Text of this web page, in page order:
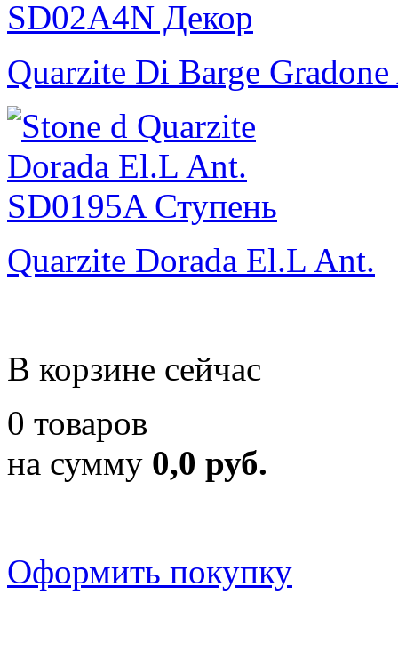
Quarzite Di Barge
Quarzite Dorada El.L Ant.
В корзине сейчас
0 товаров
на сумму 0,0 руб.
Оформить покупку